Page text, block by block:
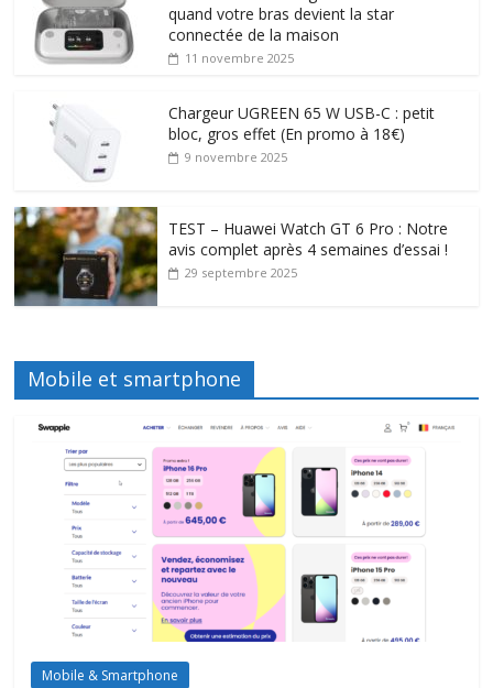
quand votre bras devient la star
connectée de la maison
11 novembre 2025
Chargeur UGREEN 65 W USB-C : petit
bloc, gros effet (En promo à 18€)
9 novembre 2025
TEST – Huawei Watch GT 6 Pro : Notre
avis complet après 4 semaines d’essai !
29 septembre 2025
Mobile et smartphone
Mobile & Smartphone